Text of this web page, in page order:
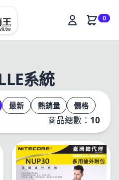
0
系統
最新 熱銷量 價格
商品總數： 10